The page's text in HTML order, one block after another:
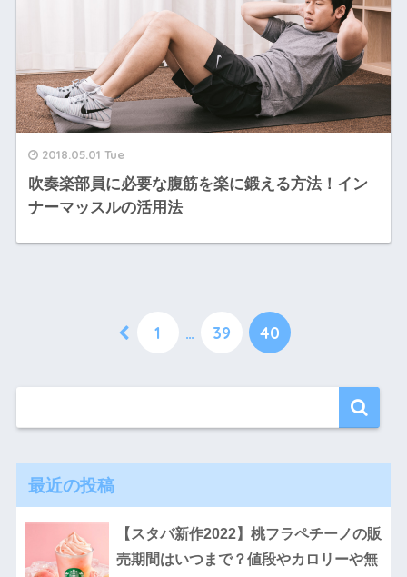
2018.05.01 Tue
吹奏楽部員に必要な腹筋を楽に鍛える方法！イン
ナーマッスルの活用法
1 … 39 40
最近の投稿
【スタバ新作2022】桃フラペチーノの販
売期間はいつまで？値段やカロリーや無